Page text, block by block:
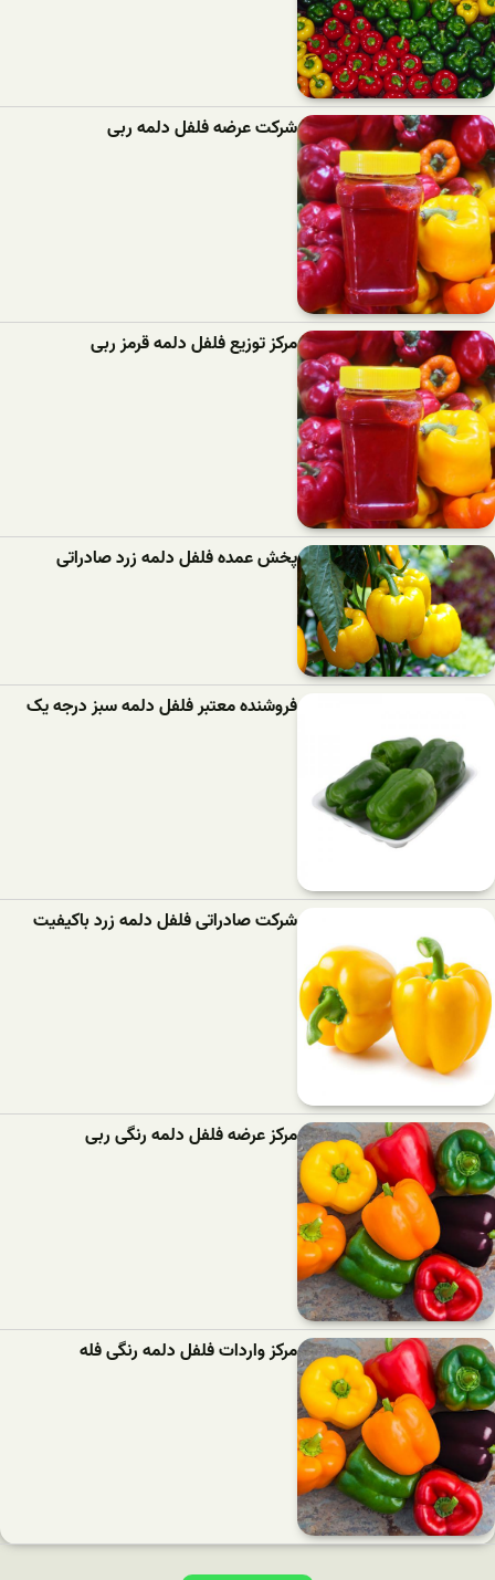
شرکت عرضه فلفل دلمه ربی
مرکز توزیع فلفل دلمه قرمز ربی
پخش عمده فلفل دلمه زرد صادراتی
فروشنده معتبر فلفل دلمه سبز درجه یک
شرکت صادراتی فلفل دلمه زرد باکیفیت
مرکز عرضه فلفل دلمه رنگی ربی
مرکز واردات فلفل دلمه رنگی فله